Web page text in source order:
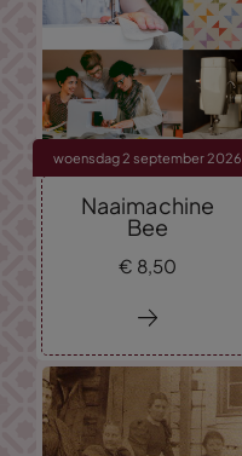
woensdag 2 september 2026
Naaimachine
Bee
€ 8, 50